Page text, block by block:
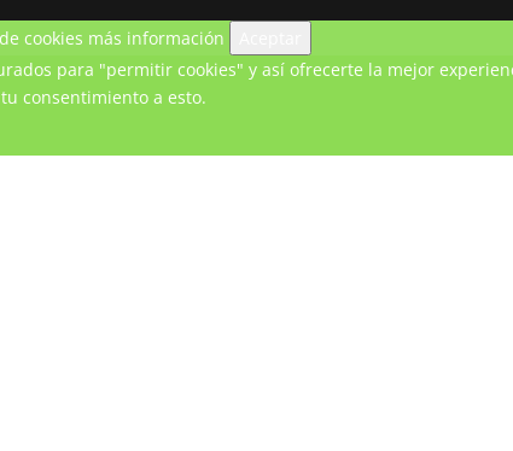
cookies más información
para "permitir cookies" y así ofrecerte la mejor
consentimiento a esto.